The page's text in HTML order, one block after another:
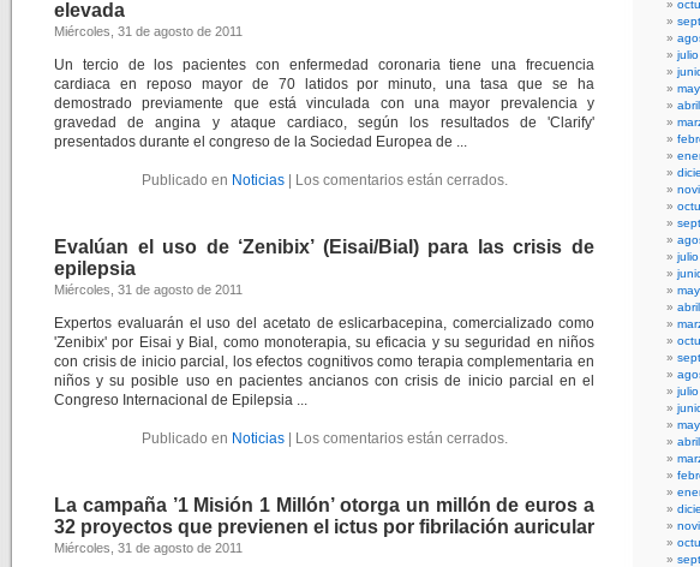
elevada
Miércoles, 31 de agosto de 2011
Un tercio de los pacientes con enfermedad coronaria tiene una frecuencia
cardiaca en reposo mayor de 70 latidos por minuto, una tasa que se ha
demostrado previamente que está vinculada con una mayor prevalencia y
gravedad de angina y ataque cardiaco, según los resultados de 'Clarify'
presentados durante el congreso de la Sociedad Europea de ...
Publicado en Noticias| Los comentarios están cerrados.
Evalúan el uso de ‘Zenibix’ (Eisai/Bial) para las crisis de
epilepsia
Miércoles, 31 de agosto de 2011
Expertos evaluarán el uso del acetato de eslicarbacepina, comercializado como
'Zenibix' por Eisai y Bial, como monoterapia, su eficacia y su seguridad en niños
con crisis de inicio parcial, los efectos cognitivos como terapia complementaria en
niños y su posible uso en pacientes ancianos con crisis de inicio parcial en el
Congreso Internacional de Epilepsia ...
Publicado en Noticias| Los comentarios están cerrados.
La campaña ’1 Misión 1 Millón’ otorga un millón de euros a
32 proyectos que previenen el ictus por fibrilación auricular
Miércoles, 31 de agosto de 2011